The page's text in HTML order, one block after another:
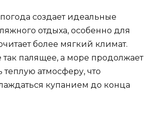
создает идеальные
отдыха, особенно для
более мягкий климат.
палящее, а море продолжает
атмосферу, что
купанием до конца